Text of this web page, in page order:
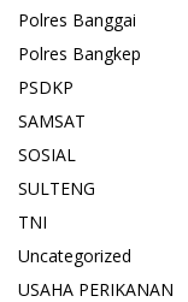
Polres Banggai
Polres Bangkep
PSDKP
SAMSAT
SOSIAL
SULTENG
TNI
Uncategorized
USAHA PERIKANAN